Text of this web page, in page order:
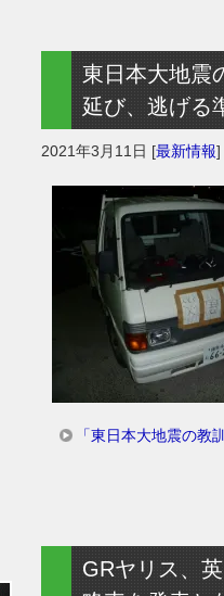
東日本大地震
延び、逃げる
2021年3月11日 [最新情報]
「東日本大地震の教
GRヤリス、